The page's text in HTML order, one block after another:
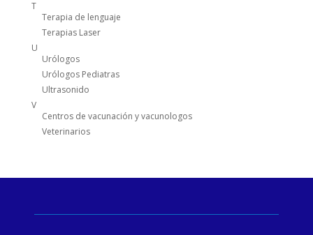
T
Terapia de lenguaje
Terapias Laser
U
Urólogos
Urólogos Pediatras
Ultrasonido
V
Centros de vacunación y vacunologos
Veterinarios